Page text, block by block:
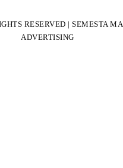
RESERVED | SEMESTA
ADVERTISING